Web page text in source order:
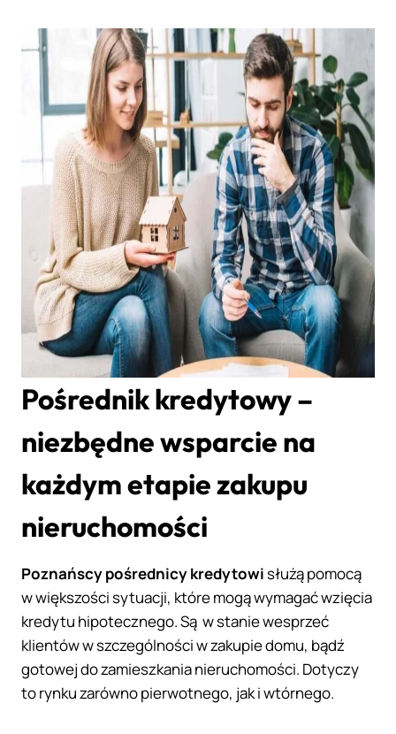
Pośrednik kredytowy –
niezbędne wsparcie na
każdym etapie zakupu
nieruchomości
Poznańscy pośrednicy kredytowisłużą pomocą
w większości sytuacji, które mogą wymagać wzięcia
kredytu hipotecznego. Są w stanie wesprzeć
klientów w szczególności w zakupie domu, bądź
gotowej do zamieszkania nieruchomości. Dotyczy
to rynku zarówno pierwotnego, jak i wtórnego.